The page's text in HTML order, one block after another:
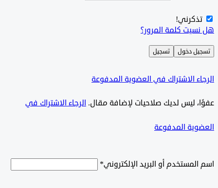
كلمة المرور؟
دخول تسجيل
الاشتراك في العضوية المدفوعة
ليس لديك صلاحيات لإضافة مقال.الرجاء الاشتراك في
المدفوعة
أو البريد الإلكتروني*